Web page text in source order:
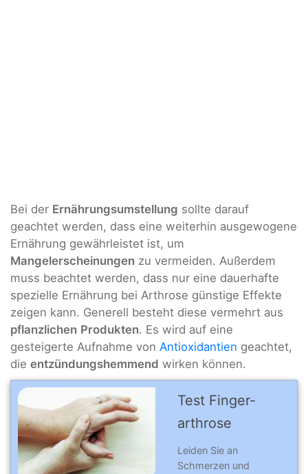
Bei der Ernährungsumstellung sollte darauf
geachtet werden, dass eine weiterhin ausgewogene
Ernährung gewährleistet ist, um
Mangelerscheinungen zu vermeiden. Außerdem
muss beachtet werden, dass nur eine dauerhafte
spezielle Ernährung bei Arthrose günstige Effekte
zeigen kann. Generell besteht diese vermehrt aus
pflanzlichen Produkten. Es wird auf eine
gesteigerte Aufnahme von Antioxidantien geachtet,
die entzündungshemmend wirken können.
Test Finger­
arthro­se
Leiden Sie an
Schmerzen und